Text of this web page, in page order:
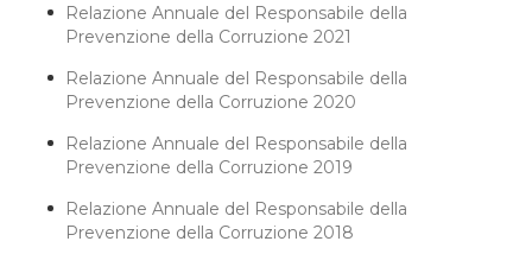
Relazione Annuale del Responsabile della
Prevenzione della Corruzione 2021
Relazione Annuale del Responsabile della
Prevenzione della Corruzione 2020
Relazione Annuale del Responsabile della
Prevenzione della Corruzione 2019
Relazione Annuale del Responsabile della
Prevenzione della Corruzione 2018